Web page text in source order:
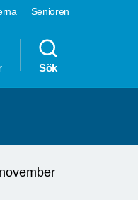
Senioren
Sök